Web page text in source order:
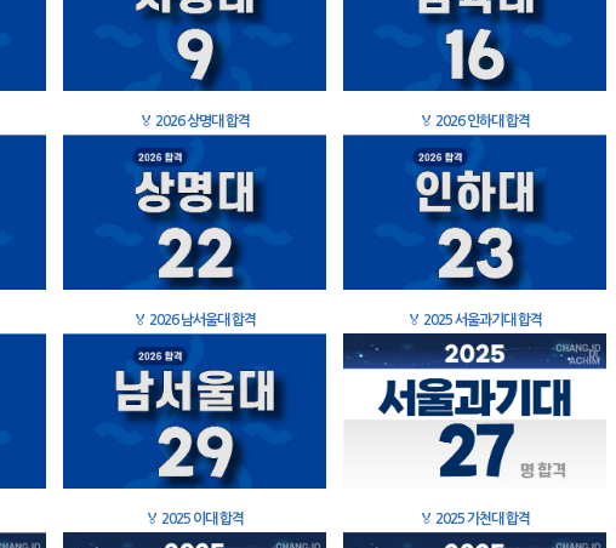
🏅 2026 상명대 합격 🏅 2026 인하대 합격
🏅 2026 남서울대 합격 🏅 2025 서울과기대 합격
🏅 2025 이대 합격 🏅 2025 가천대 합격